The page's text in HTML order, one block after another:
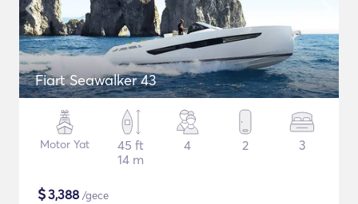
Fiart Seawalker 43
Motor Yat
45 ft
14 m
4 2 3
$3,388 /gece